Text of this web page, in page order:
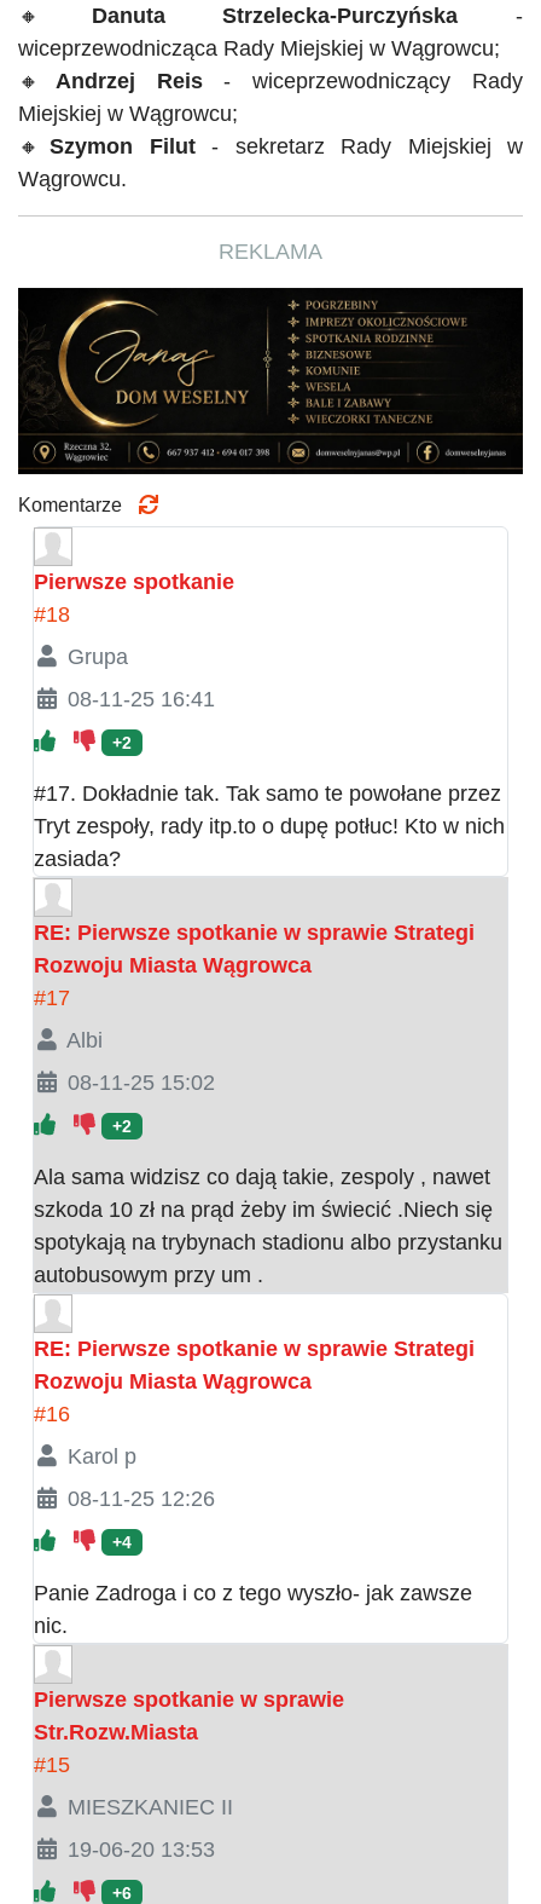
🔸 DanutaStrzelecka-Purczyńska -
wiceprzewodnicząca Rady Miejskiej w Wągrowcu;
🔸 Andrzej Reis- wiceprzewodniczący Rady
Miejskiej w Wągrowcu;
🔸Szymon Filut- sekretarz Rady Miejskiej w
Wągrowcu.
REKLAMA
Komentarze
Pierwsze spotkanie
#18
Grupa
08-11-25 16:41
+2
#17. Dokładnie tak. Tak samo te powołane przez
Tryt zespoły, rady itp.to o dupę potłuc! Kto w nich
zasiada?
RE: Pierwsze spotkanie w sprawie Strategi
Rozwoju Miasta Wągrowca
#17
Albi
08-11-25 15:02
+2
Ala sama widzisz co dają takie, zespoly , nawet
szkoda 10 zł na prąd żeby im świecić .Niech się
spotykają na trybynach stadionu albo przystanku
autobusowym przy um .
RE: Pierwsze spotkanie w sprawie Strategi
Rozwoju Miasta Wągrowca
#16
Karol p
08-11-25 12:26
+4
Panie Zadroga i co z tego wyszło- jak zawsze
nic.
Pierwsze spotkanie w sprawie
Str.Rozw.Miasta
#15
MIESZKANIEC II
19-06-20 13:53
+6